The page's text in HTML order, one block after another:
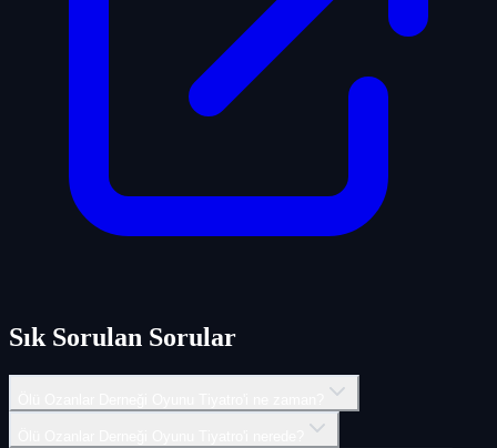
Sık Sorulan Sorular